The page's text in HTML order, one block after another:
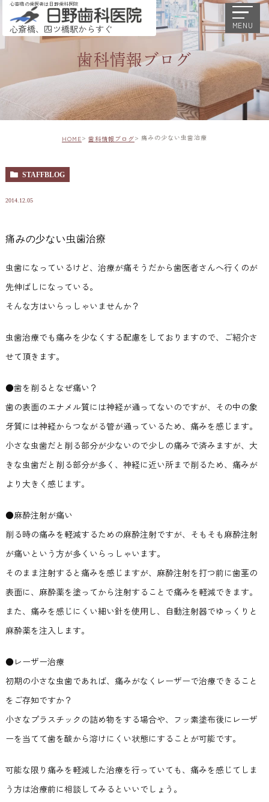
心斎橋の歯医者は日野歯科医院
心斎橋、四ツ橋駅からすぐ MENU
歯科情報ブログ
HOME 歯科情報ブログ 痛みの少ない虫歯治療
STAFFBLOG
2014.12.05
痛みの少ない虫歯治療
虫歯になっているけど、治療が痛そうだから歯医者さんへ行くのが
先伸ばしになっている。
そんな方はいらっしゃいませんか？
虫歯治療でも痛みを少なくする配慮をしておりますので、ご紹介さ
せて頂きます。
●歯を削るとなぜ痛い？
歯の表面のエナメル質には神経が通ってないのですが、その中の象
牙質には神経からつながる管が通っているため、痛みを感じます。
小さな虫歯だと削る部分が少ないので少しの痛みで済みますが、大
きな虫歯だと削る部分が多く、神経に近い所まで削るため、痛みが
より大きく感じます。
●麻酔注射が痛い
削る時の痛みを軽減するための麻酔注射ですが、そもそも麻酔注射
が痛いという方が多くいらっしゃいます。
そのまま注射すると痛みを感じますが、麻酔注射を打つ前に歯茎の
表面に、麻酔薬を塗ってから注射することで痛みを軽減できます。
また、痛みを感じにくい細い針を使用し、自動注射器でゆっくりと
麻酔薬を注入します。
●レーザー治療
初期の小さな虫歯であれば、痛みがなくレーザーで治療できること
をご存知ですか？
小さなプラスチックの詰め物をする場合や、フッ素塗布後にレーザ
ーを当てて歯を酸から溶けにくい状態にすることが可能です。
可能な限り痛みを軽減した治療を行っていても、痛みを感じてしま
う方は治療前に相談してみるといいでしょう。